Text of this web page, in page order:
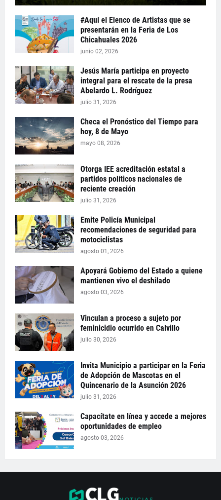
#Aquí el Elenco de Artistas que se
presentarán en la Feria de Los
Chicahuales 2026
junio 02, 2026
Jesús María participa en proyecto
integral para el rescate de la presa
Abelardo L. Rodríguez
julio 31, 2026
Checa el Pronóstico del Tiempo para
hoy, 8 de Mayo
mayo 08, 2026
Otorga IEE acreditación estatal a
partidos políticos nacionales de
reciente creación
julio 31, 2026
Emite Policía Municipal
recomendaciones de seguridad para
motociclistas
agosto 01, 2026
Apoyará Gobierno del Estado a quiene
mantienen vivo el deshilado
agosto 03, 2026
Vinculan a proceso a sujeto por
feminicidio ocurrido en Calvillo
julio 30, 2026
Invita Municipio a participar en la Feria
de Adopción de Mascotas en el
Quincenario de la Asunción 2026
julio 31, 2026
Capacítate en línea y accede a mejores
oportunidades de empleo
agosto 03, 2026